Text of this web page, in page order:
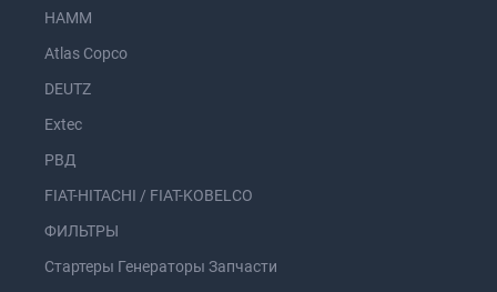
HAMM
Atlas Copco
DEUTZ
Extec
РВД
FIAT-HITACHI / FIAT-KOBELCO
ФИЛЬТРЫ
Стартеры Генераторы Запчасти